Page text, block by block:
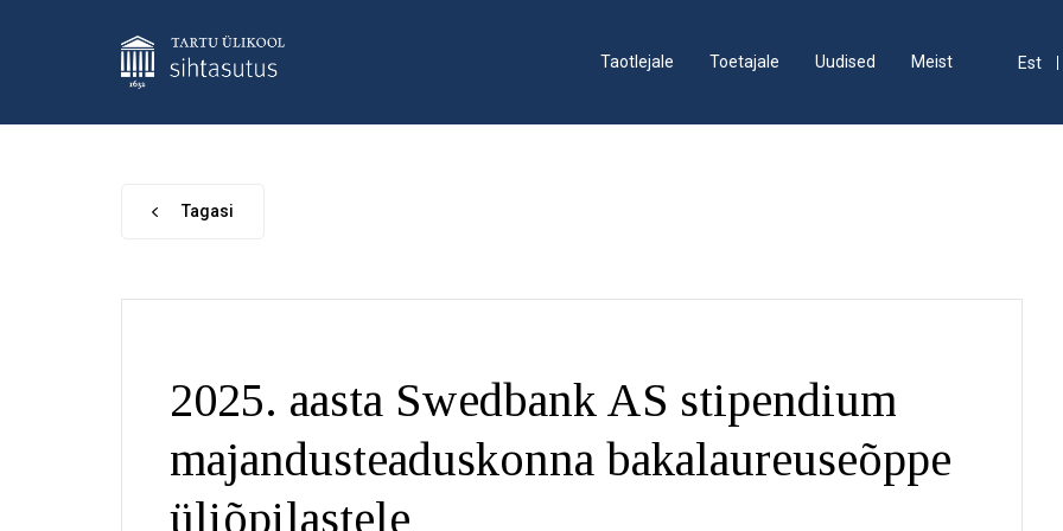
Est
Taotlejale Toetajale Uudised Meist
Tagasi
2025. aasta Swedbank AS stipendium
majandusteaduskonna bakalaureuseõppe
üliõpilastele